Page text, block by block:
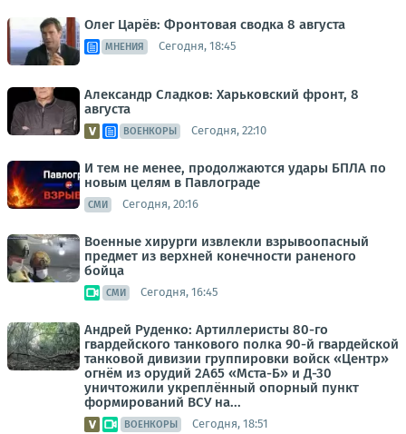
Олег Царёв: Фронтовая сводка 8 августа
МНЕНИЯ Сегодня, 18:45
Александр Сладков: Харьковский фронт, 8
августа
ВОЕНКОРЫ Сегодня, 22:10
И тем не менее, продолжаются удары БПЛА по
новым целям в Павлограде
СМИ Сегодня, 20:16
Военные хирурги извлекли взрывоопасный
предмет из верхней конечности раненого
бойца
СМИ Сегодня, 16:45
Андрей Руденко: Артиллеристы 80-го
гвардейского танкового полка 90-й гвардейской
танковой дивизии группировки войск «Центр»
огнём из орудий 2А65 «Мста-Б» и Д-30
уничтожили укреплённый опорный пункт
формирований ВСУ на...
ВОЕНКОРЫ Сегодня, 18:51